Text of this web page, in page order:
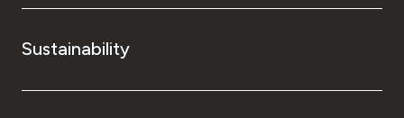
Sustainability